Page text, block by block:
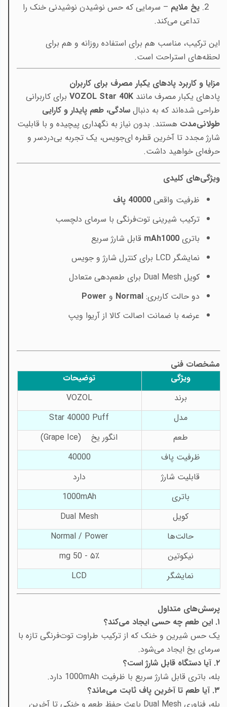
یخ ملایم – سرمایی که حس نوشیدن نوشیدنی خنک را
تداعی می‌کند.
این ترکیب، مناسب هم برای استفاده روزانه و هم برای
لحظه‌های استراحت است.
مزایا و کاربرد پادهای یکبار مصرف برای کاربران
پادهای یکبار مصرف مانند VOZOL Star 40Kبرای کاربرانی
طراحی شده‌اند که به دنبال سادگی، طعم پایدار و کارایی
طولانی‌مدت هستند. بدون نیاز به نگهداری پیچیده و با قابلیت
شارژ مجدد تا آخرین قطره ای‌جویس، یک تجربه بی‌دردسر و
حرفه‌ای خواهید داشت.
ویژگی‌های کلیدی
ظرفیت واقعی 40000 پاف
ترکیب شیرینی توت‌فرنگی با سرمای دلچسب
باتری 1000
mAh قابل شارژ سریع
نمایشگر LCD برای کنترل شارژ و جویس
کویل Dual Mesh برای طعم‌دهی متعادل
دو حالت کاربری: Normal و Power
عرضه با ضمانت اصالت کالا از آریوا ویپ
مشخصات فنی
ویژگی
توضیحات
برند
VOZOL
مدل
Star 40000 Puff
طعم
انگور یخ (Grape Ice)
ظرفیت پاف
40000
قابلیت شارژ
دارد
باتری
1000mAh
کویل
Dual Mesh
حالت‌ها
Normal / Power
نیکوتین
۵٪ - 50
mg
نمایشگر
LCD
پرسش‌های متداول
۱. این طعم چه حسی ایجاد می‌کند؟
یک حس شیرین و خنک که از ترکیب طراوت توت‌فرنگی تازه با
سرمای یخ ایجاد می‌شود.
۲. آیا دستگاه قابل شارژ است؟
بله، باتری قابل شارژ سریع با ظرفیت 1000mAh دارد.
۳. آیا طعم تا آخرین پاف ثابت می‌ماند؟
بله، فناوری Dual Mesh باعث حفظ طعم و خنکی تا آخرین